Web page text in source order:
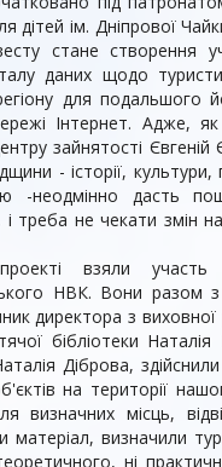
дітей ім. Дніпрової
стане ство­рення у
даних щодо
для по­дальшого
Інтернет. Адже,
зай­нятості
- історії,
-неодмінно дасть
тре­ба не чекати змін
взяли участь
НВК. Вони разом
директора з
біб­ліотеки
Діброва,
на те­риторії
визначних місць,
матеріал, ви­значили
ні